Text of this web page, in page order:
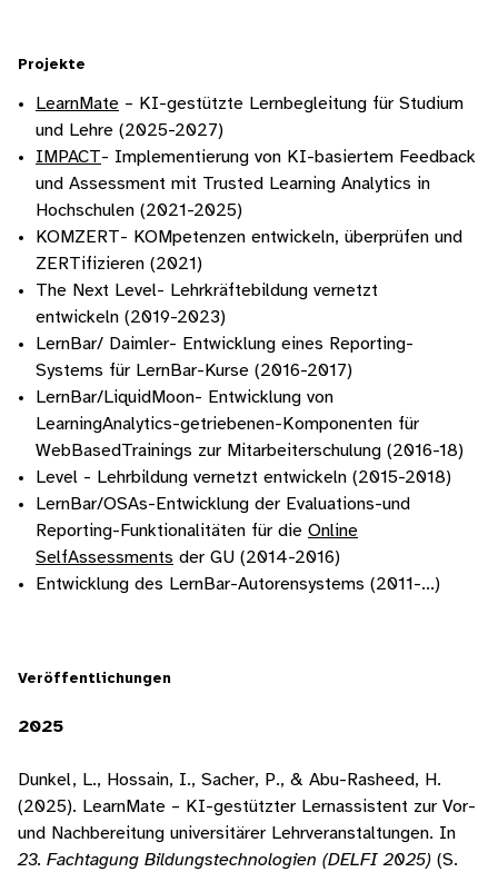
Projekte
LearnMate – KI-gestützte Lernbegleitung für Studium
und Lehre (2025-2027)
IMPACT- Implementierung von KI-basiertem Feedback
und Assessment mit Trusted Learning Analytics in
Hochschulen (2021-2025)
KOMZERT- KOMpetenzen entwickeln, überprüfen und
ZERTifizieren (2021)
The Next Level- Lehrkräftebildung vernetzt
entwickeln (2019-2023)
LernBar/ Daimler- Entwicklung eines Reporting-
Systems für LernBar-Kurse (2016-2017)
LernBar/LiquidMoon- Entwicklung von
LearningAnalytics-getriebenen-Komponenten für
WebBasedTrainings zur Mitarbeiterschulung (2016-18)
Level - Lehrbildung vernetzt entwickeln (2015-2018)
LernBar/OSAs-Entwicklung der Evaluations-und
Reporting-Funktionalitäten für die Online
SelfAssessments der GU (2014-2016)
Entwicklung des LernBar-Autorensystems (2011-...)
Veröffentlichungen
2025
Dunkel, L., Hossain, I., Sacher, P., & Abu-Rasheed, H.
(2025). LearnMate – KI-gestützter Lernassistent zur Vor-
und Nachbereitung universitärer Lehrveranstaltungen. In
23. Fachtagung Bildungstechnologien (DELFI 2025) (S.